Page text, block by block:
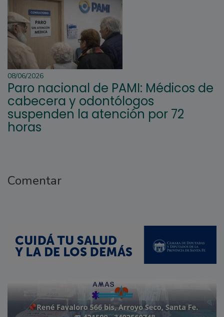
08/06/2026
Paro nacional de PAMI: Médicos de
cabecera y odontólogos
suspenden la atención por 72
horas
Comentar